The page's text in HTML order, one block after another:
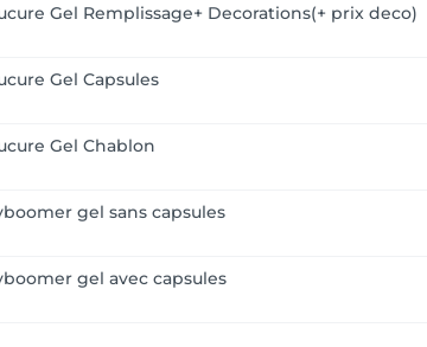
Gel Remplissage+ Decorations(+ prix deco)
Gel Capsules
Gel Chablon
gel sans capsules
gel avec capsules